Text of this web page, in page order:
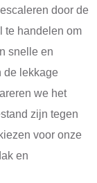
door de
te handelen om
snelle en
de lekkage
we het
zijn tegen
voor onze
en